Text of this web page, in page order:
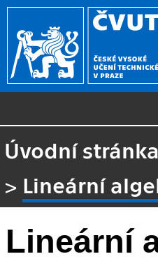
Úvodní stránka
> Lineární
Lineární